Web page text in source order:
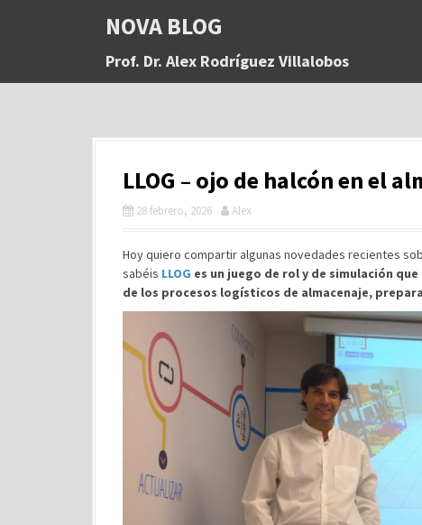
a
NOVA BLOG
Prof. Dr. Alex Rodríguez Villalobos
LLOG – ojo de halcón en el
28 febrero, 2026 Alex
Hoy quiero compartir algunas novedades recientes
sabéis LLOG es un juego de rol y de simulación
de los procesos logísticos de almacenaje,